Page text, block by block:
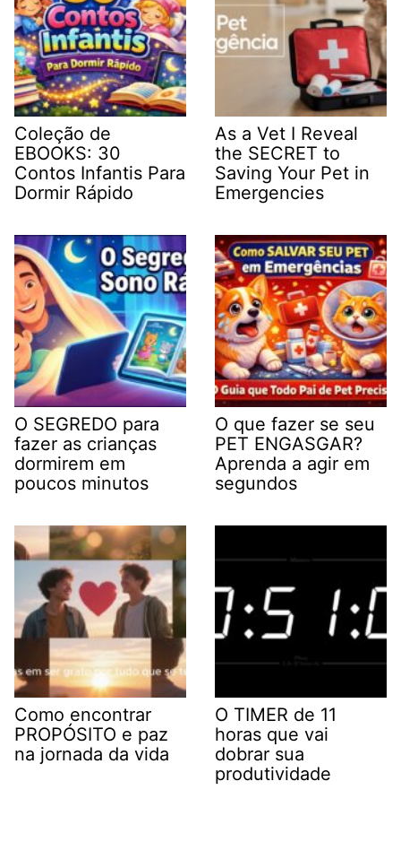
Coleção de
EBOOKS: 30
Contos Infantis Para
Dormir Rápido
As a Vet I Reveal
the SECRET to
Saving Your Pet in
Emergencies
O SEGREDO para
fazer as crianças
dormirem em
poucos minutos
O que fazer se seu
PET ENGASGAR?
Aprenda a agir em
segundos
Como encontrar
PROPÓSITO e paz
na jornada da vida
O TIMER de 11
horas que vai
dobrar sua
produtividade